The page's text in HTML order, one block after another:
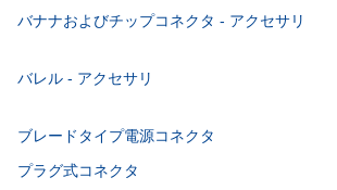
バナナおよびチップコネクタ - アクセサリ
バレル - アクセサリ
ブレードタイプ電源コネクタ
プラグ式コネクタ